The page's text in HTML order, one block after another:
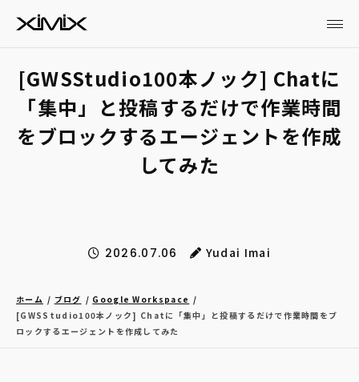
[GWSStudio100本ノック] Chatに
「集中」と投稿するだけで作業時間
をブロックするエージェントを作成
してみた
2026.07.06 Yudai Imai
ホーム ブログ
Google Workspace
[GWSStudio100本ノック] Chatに「集中」と投稿するだけで作業時間をブ
ロックするエージェントを作成してみた